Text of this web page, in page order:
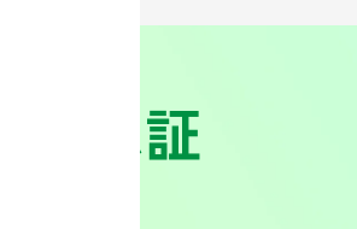
」認証